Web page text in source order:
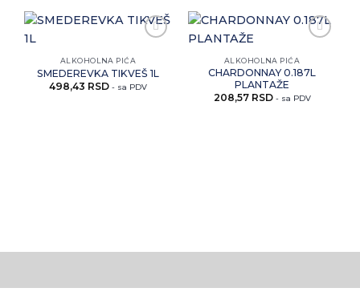
artikal
ALKOHOLNA PIĆA
SMEDEREVKA TIKVEŠ 1L
498,43 RSD - sa PDV
artikal
ALKOHOLNA PIĆA
CHARDONNAY 0.187L
PLANTAŽE
208,57 RSD - sa PDV